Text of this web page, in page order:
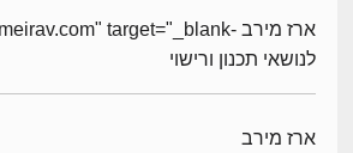
לנושאי תכנון ורישוי
ארז מירב